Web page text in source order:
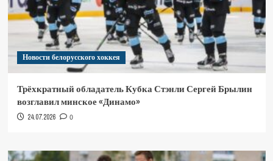
Новости белорусского хоккея
Трёхкратный обладатель Кубка Стэнли Сергей Брылин
возглавил минское «Динамо»
24.07.2026 0